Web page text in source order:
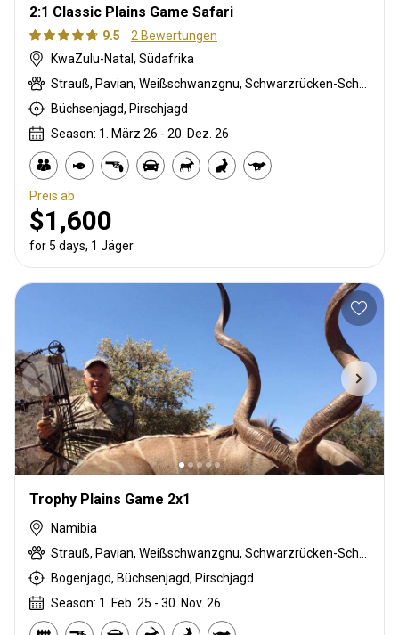
2:1 Classic Plains Game Safari
9.5
2 Bewertungen
KwaZulu-Natal, Südafrika
Büchsenjagd, Pirschjagd
Season: 1. März 26 - 20. Dez. 26
Preis ab
$1,600
for 5 days, 1 Jäger
Trophy Plains Game 2x1
Namibia
Bogenjagd, Büchsenjagd, Pirschjagd
Season: 1. Feb. 25 - 30. Nov. 26